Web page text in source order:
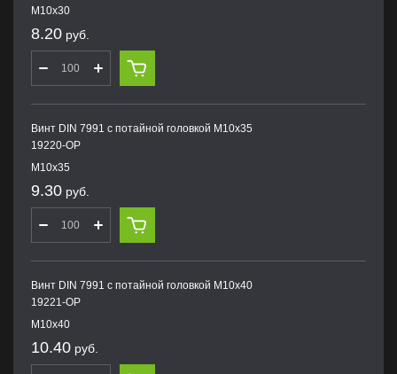
M10х30
8.20 руб.
Винт DIN 7991 с потайной головкой M10х35
19220-OP
M10х35
9.30 руб.
Винт DIN 7991 с потайной головкой M10х40
19221-OP
M10х40
10.40 руб.